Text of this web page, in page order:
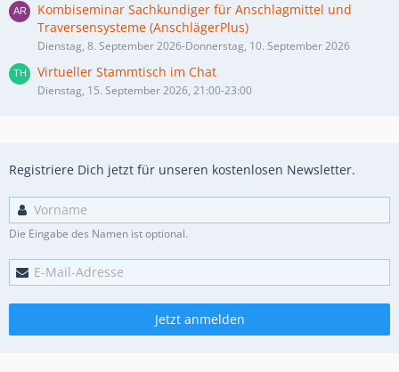
Kombiseminar Sachkundiger für Anschlagmittel und
Traversensysteme (AnschlägerPlus)
Dienstag, 8. September 2026-Donnerstag, 10. September 2026
Virtueller Stammtisch im Chat
Dienstag, 15. September 2026, 21:00-23:00
Registriere Dich jetzt für unseren kostenlosen Newsletter.
Die Eingabe des Namen ist optional.
Jetzt anmelden